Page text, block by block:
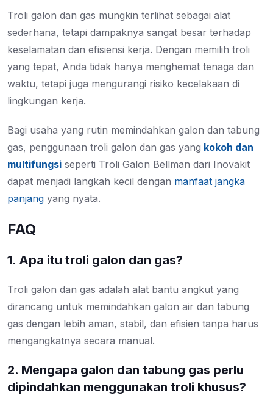
Troli galon dan gas mungkin terlihat sebagai alat
sederhana, tetapi dampaknya sangat besar terhadap
keselamatan dan efisiensi kerja. Dengan memilih troli
yang tepat, Anda tidak hanya menghemat tenaga dan
waktu, tetapi juga mengurangi risiko kecelakaan di
lingkungan kerja.
Bagi usaha yang rutin memindahkan galon dan tabung
gas, penggunaan troli galon dan gas yang kokoh dan
multifungsi seperti Troli Galon Bellman dari Inovakit
dapat menjadi langkah kecil dengan manfaat jangka
panjang yang nyata.
FAQ
1. Apa itu troli galon dan gas?
Troli galon dan gas adalah alat bantu angkut yang
dirancang untuk memindahkan galon air dan tabung
gas dengan lebih aman, stabil, dan efisien tanpa harus
mengangkatnya secara manual.
2. Mengapa galon dan tabung gas perlu
dipindahkan menggunakan troli khusus?